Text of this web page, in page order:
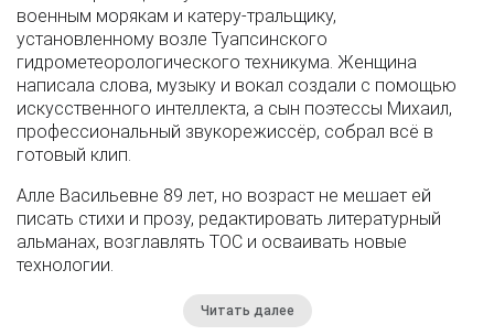
военным морякам и катеру-тральщику,
установленному возле Туапсинского
гидрометеорологического техникума. Женщина
написала слова, музыку и вокал создали с помощью
искусственного интеллекта, а сын поэтессы Михаил,
профессиональный звукорежиссёр, собрал всё в
готовый клип.
Алле Васильевне 89 лет, но возраст не мешает ей
писать стихи и прозу, редактировать литературный
альманах, возглавлять ТОС и осваивать новые
технологии.
Читать далее